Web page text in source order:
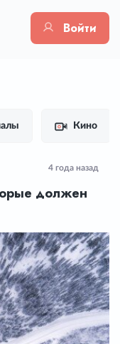
Войти
Кино
4 года назад
должен